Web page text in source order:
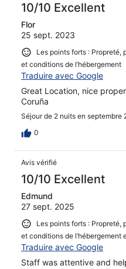
10/10 Excellent
Flor
25 sept. 2023
Les points forts : Propreté,
et conditions de l’hébergement
Traduire avec Google
Great Location, nice
Coruña
Séjour de 2 nuits en septembre
0
Avis vérifié
10/10 Excellent
Edmund
27 sept. 2025
Les points forts : Propreté,
et conditions de l’hébergement
Traduire avec Google
Staff was attentive and